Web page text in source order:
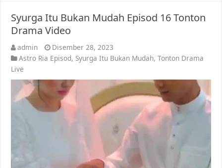
Syurga Itu Bukan Mudah Episod 16 Tonton
Drama Video
admin
Disember 28, 2023
Astro Ria Episod, Syurga Itu Bukan Mudah,Tonton Drama
Live